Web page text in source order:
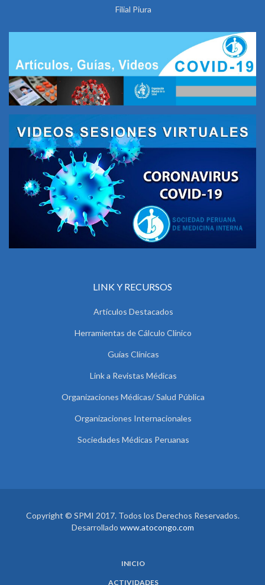
Filial Piura
LINK Y RECURSOS
Artículos Destacados
Herramientas de Cálculo Clínico
Guías Clínicas
Link a Revistas Médicas
Organizaciones Médicas/ Salud Pública
Organizaciones Internacionales
Sociedades Médicas Peruanas
Copyright © SPMI 2017. Todos los Derechos Reservados.
Desarrollado www.atocongo.com
INICIO
ACTIVIDADES